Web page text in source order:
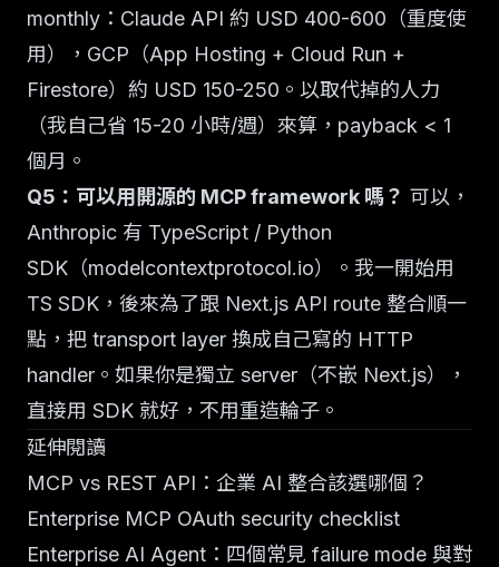
monthly：Claude API 約 USD 400-600（重度使
用），GCP（App Hosting + Cloud Run +
Firestore）約 USD 150-250。以取代掉的人力
（我自己省 15-20 小時/週）來算，payback < 1
個月。
Q5：可以用開源的 MCP framework 嗎？ 可以，
Anthropic 有 TypeScript / Python
SDK（modelcontextprotocol.io）。我一開始用
TS SDK，後來為了跟 Next.js API route 整合順一
點，把 transport layer 換成自己寫的 HTTP
handler。如果你是獨立 server（不嵌 Next.js），
直接用 SDK 就好，不用重造輪子。
延伸閱讀
MCP vs REST API：企業 AI 整合該選哪個？
Enterprise MCP OAuth security checklist
Enterprise AI Agent：四個常見 failure mode 與對